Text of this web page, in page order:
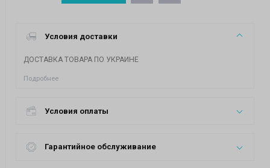
Условия доставки
ДОСТАВКА ТОВАРА ПО УКРАИНЕ
Подробнее
Условия оплаты
Гарантийное обслуживание